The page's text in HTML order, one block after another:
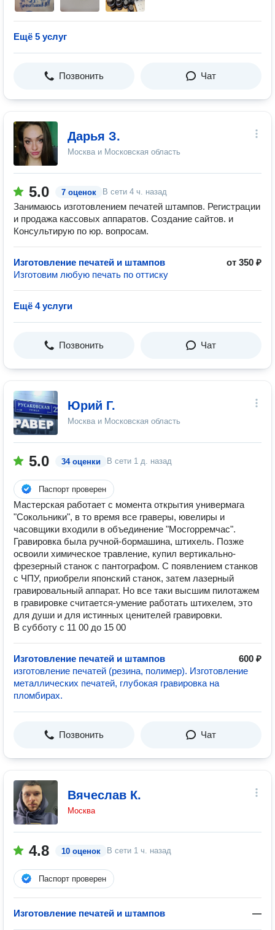
Ещё 5 услуг
Позвонить Чат
Дарья З.
Москва и Московская область
5.0 7 оценок В сети 4 ч. назад
Занимаюсь изготовлением печатей штампов. Регистрации
и продажа кассовых аппаратов. Создание сайтов. и
Консультирую по юр. вопросам.
Изготовление печатей и штампов
от 350 ₽
Изготовим любую печать по оттиску
Ещё 4 услуги
Позвонить Чат
Юрий Г.
Москва и Московская область
5.0 34 оценки В сети 1 д. назад
Паспорт проверен
Мастерская работает с момента открытия универмага
"Сокольники", в то время все граверы, ювелиры и
часовщики входили в объединение "Мосгорремчас".
Гравировка была ручной-бормашина, штихель. Позже
освоили химическое травление, купил вертикально-
фрезерный станок с пантографом. С появлением станков
с ЧПУ, приобрели японский станок, затем лазерный
гравировальный аппарат. Но все таки высшим пилотажем
в гравировке считается-умение работать штихелем, это
для души и для истинных ценителей гравировки.
В субботу с 11 00 до 15 00
Изготовление печатей и штампов
600 ₽
изготовление печатей (резина, полимер). Изготовление
металлических печатей, глубокая гравировка на
пломбирах.
Позвонить Чат
Вячеслав К.
Москва
4.8 10 оценок В сети 1 ч. назад
Паспорт проверен
Изготовление печатей и штампов —